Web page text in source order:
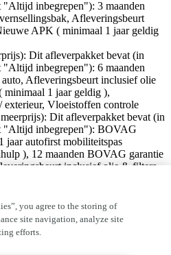
"Altijd inbegrepen"): 3 maanden
Afleveringsbeurt
APK ( minimaal 1 jaar geldig
Dit afleverpakket bevat (in
"Altijd inbegrepen"): 6 maanden
auto, Afleveringsbeurt inclusief olie
1 jaar geldig ),
exterieur, Vloeistoffen controle
Dit afleverpakket bevat (in
"Altijd inbegrepen"): BOVAG
jaar autofirst mobiliteitspas
), 12 maanden BOVAG garantie
inclusief olie & filters,
intensieve interieurreiniging,
jaar geldig ), Vloeistoffen controle
werd geleverd van 09-08-2018
27.185,-. Deze geïmporteerde
kenteken, is voorzien van een
you agree to the storing of
site navigation, analyze site
efforts.